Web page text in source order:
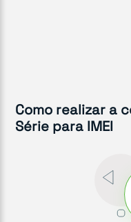
Como realizar a
Série para IMEI